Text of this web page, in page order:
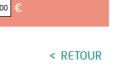
€
RETOUR